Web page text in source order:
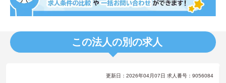
この法人の別の求人
更新日：2026年04月07日 求人番号：9056084